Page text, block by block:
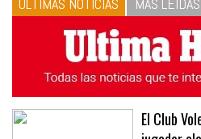
ÚLTIMAS NOTICIAS MÁS LEÍDAS